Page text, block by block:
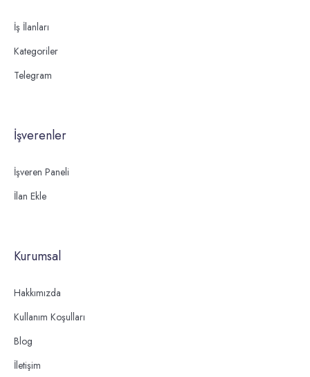
İş İlanları
Kategoriler
Telegram
İşverenler
İşveren Paneli
İlan Ekle
Kurumsal
Hakkımızda
Kullanım Koşulları
Blog
İletişim